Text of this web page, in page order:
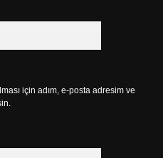
için adım, e-posta adresim ve